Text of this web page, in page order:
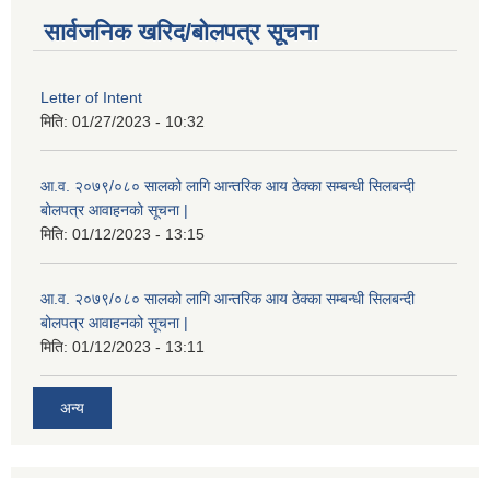
सार्वजनिक खरिद/बोलपत्र सूचना
Letter of Intent
मिति: 01/27/2023 - 10:32
आ.व. २०७९/०८० सालको लागि आन्तरिक आय ठेक्का सम्बन्धी सिलबन्दी
बोलपत्र आवाहनको सूचना |
मिति: 01/12/2023 - 13:15
आ.व. २०७९/०८० सालको लागि आन्तरिक आय ठेक्का सम्बन्धी सिलबन्दी
बोलपत्र आवाहनको सूचना |
मिति: 01/12/2023 - 13:11
अन्य